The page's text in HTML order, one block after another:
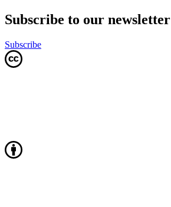
Subscribe to our newsletter
Subscribe